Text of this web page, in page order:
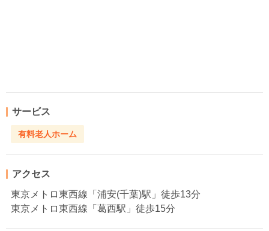
サービス
有料老人ホーム
アクセス
東京メトロ東西線「浦安(千葉)駅」徒歩13分
東京メトロ東西線「葛西駅」徒歩15分